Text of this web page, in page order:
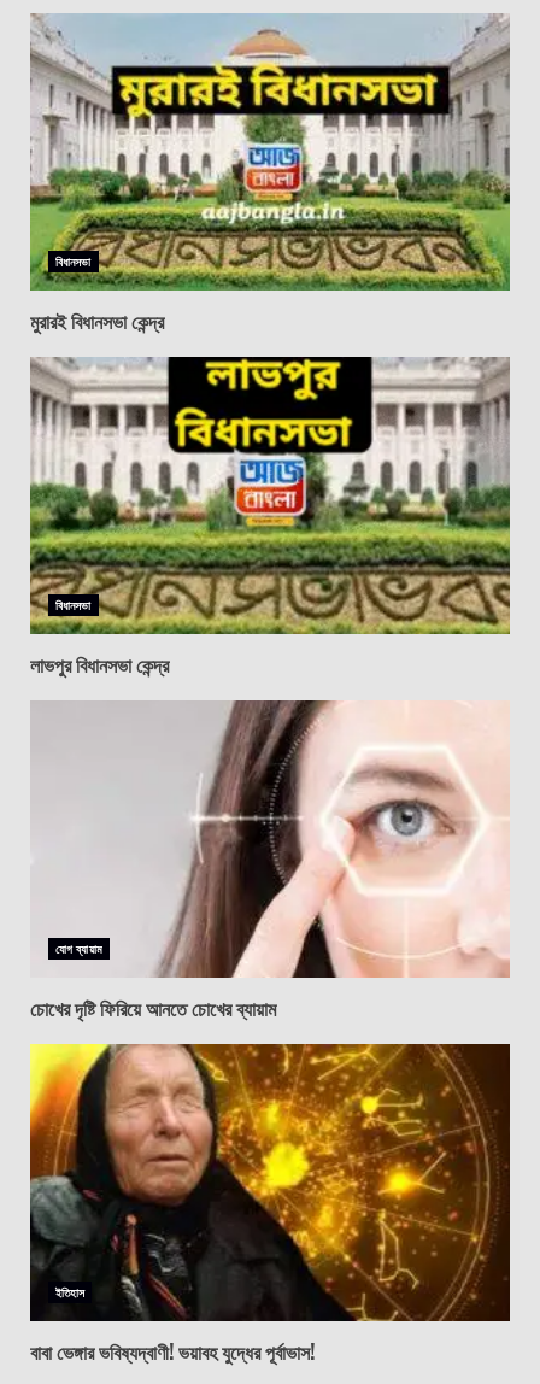
বিধানসভা
মুরারই বিধানসভা কেন্দ্র
বিধানসভা
লাভপুর বিধানসভা কেন্দ্র
যোগ ব্যায়াম
চোখের দৃষ্টি ফিরিয়ে আনতে চোখের ব্যায়াম
ইতিহাস
বাবা ভেঙ্গার ভবিষ্যদ্বাণী! ভয়াবহ যুদ্ধের পূর্বাভাস!